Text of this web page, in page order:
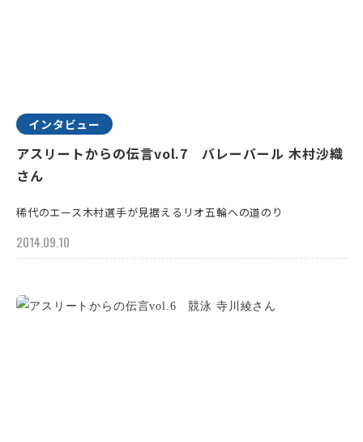
インタビュー
アスリートからの伝言vol.7 バレーバール 木村沙織
さん
稀代のエース木村選手が見据えるリオ五輪への道のり
2014.09.10